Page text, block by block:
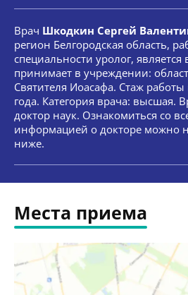
Врач Шкодкин Сергей
регион Белгородская область,
специальности уролог,
принимает в учреждении:
Святителя Иоасафа. Стаж работы
года. Категория врача: высшая.
доктор наук. Ознакомиться со
информацией о докторе можно
ниже.
Места приема